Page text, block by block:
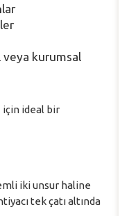
kurumsal
için ideal bir
iki unsur haline
tek çatı altında